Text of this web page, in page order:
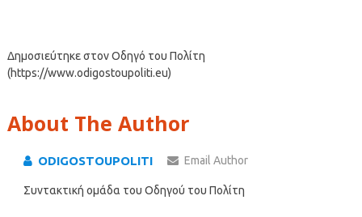
Δημοσιεύτηκε στον Οδηγό του Πολίτη
(https://www.odigostoupoliti.eu)
About The Author
ODIGOSTOUPOLITI Email Author
Συντακτική ομάδα του Οδηγού του Πολίτη